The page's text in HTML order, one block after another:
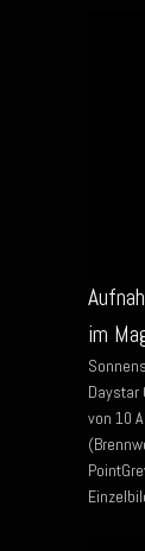
im
Daystar
von 10